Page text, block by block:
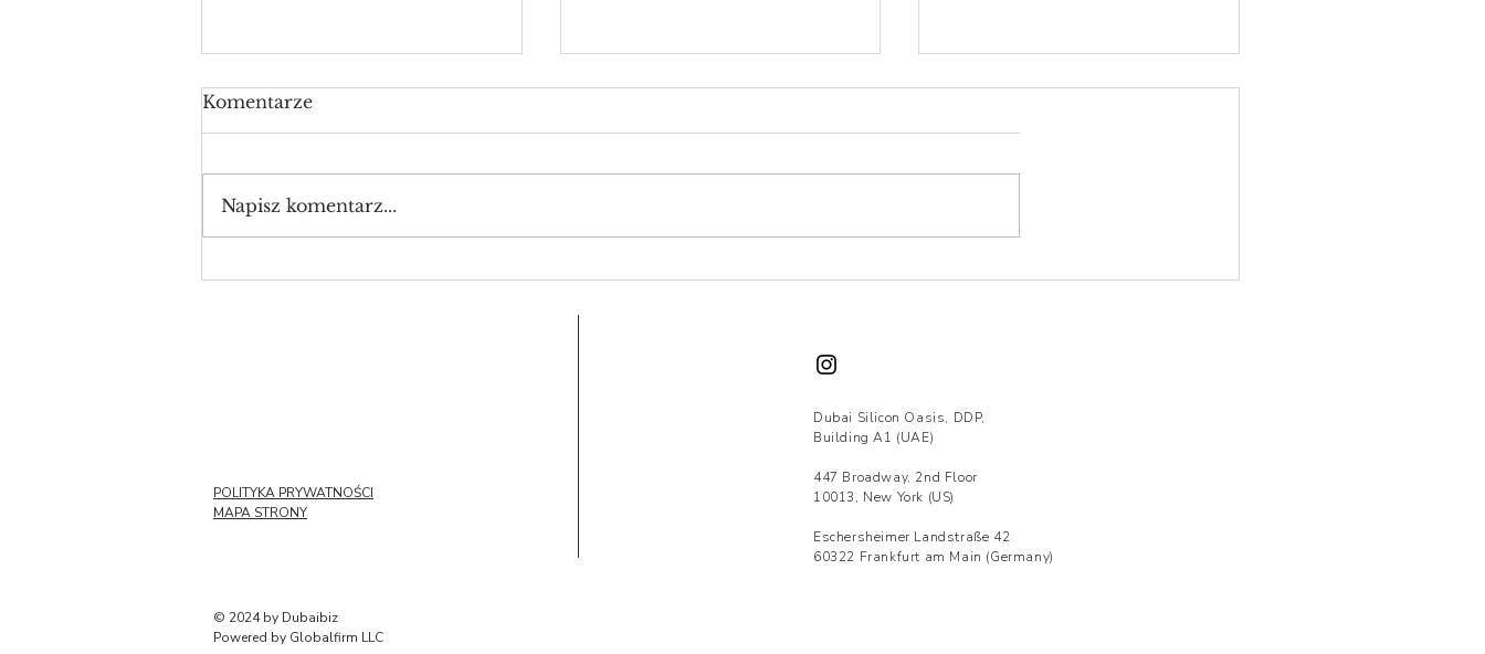
Komentarze
Napisz komentarz...
POLITYKA PRYWATNOŚCI
MAPA STRONY
Dubai Silicon Oasis, DDP,
Building A1 (UAE)
447 Broadway, 2nd Floor
10013, New York (US)
Eschersheimer Landstraße 42
60322 Frankfurt am Main (Germany)
© 2024 by Dubaibiz
Powered by Globalfirm LLC